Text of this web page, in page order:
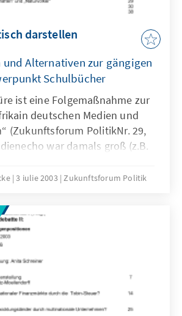
darstellen
und Alternativen zur gängigen
Schulbücher
ist eine Folgemaßnahme zur
deutschen Medien und
(Zukunftsforum PolitikNr. 29,
war damals groß (z.B.
WDR, ARD
organisierte die
Stiftung (in
mit dem Georg-Eckert-
wenige Monate später
in den Schulbüchern“.
3 iulie 2003 Zukunftsforum Politik